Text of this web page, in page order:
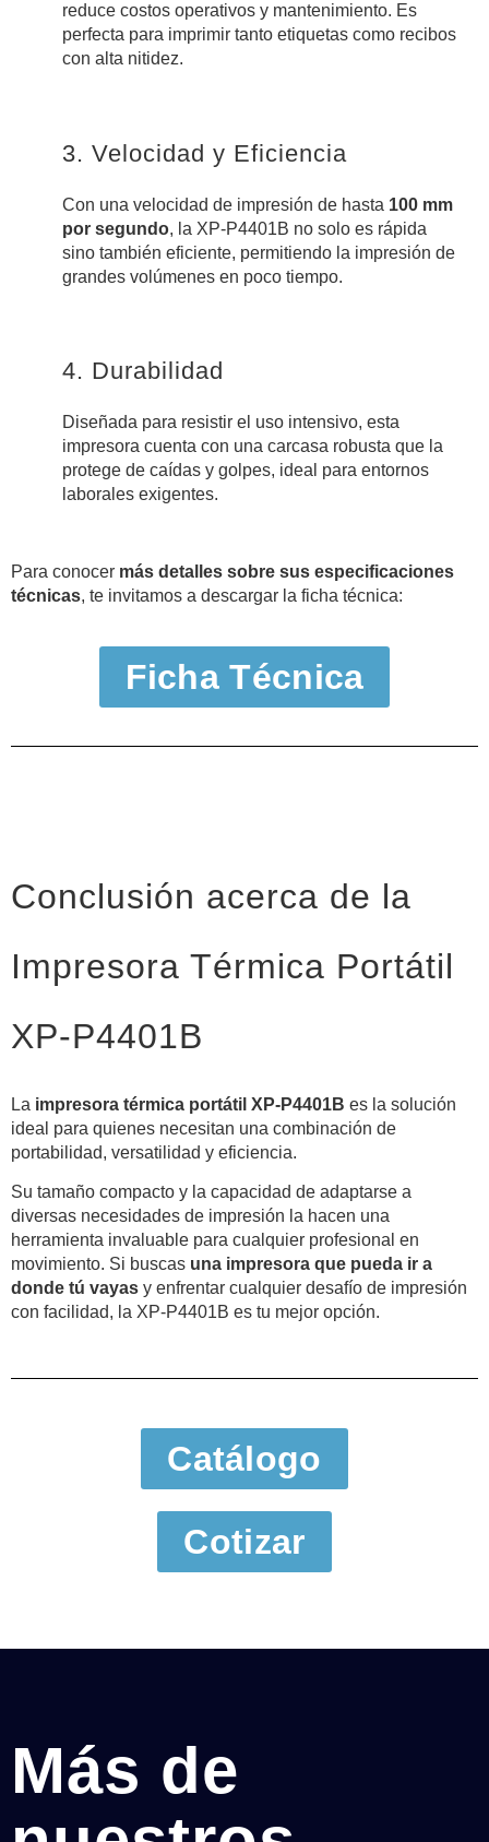
reduce costos operativos y mantenimiento. Es
perfecta para imprimir tanto etiquetas como recibos
con alta nitidez.
3. Velocidad y Eficiencia
Con una velocidad de impresión de hasta 100 mm
por segundo, la XP-P4401B no solo es rápida
sino también eficiente, permitiendo la impresión de
grandes volúmenes en poco tiempo.
4. Durabilidad
Diseñada para resistir el uso intensivo, esta
impresora cuenta con una carcasa robusta que la
protege de caídas y golpes, ideal para entornos
laborales exigentes.
Para conocer más detalles sobre sus especificaciones
técnicas, te invitamos a descargar la ficha técnica:
Ficha Técnica
Conclusión acerca de la
Impresora Térmica Portátil
XP-P4401B
La impresora térmica portátil XP-P4401B es la solución
ideal para quienes necesitan una combinación de
portabilidad, versatilidad y eficiencia.
Su tamaño compacto y la capacidad de adaptarse a
diversas necesidades de impresión la hacen una
herramienta invaluable para cualquier profesional en
movimiento. Si buscas una impresora que pueda ir a
donde tú vayas y enfrentar cualquier desafío de impresión
con facilidad, la XP-P4401B es tu mejor opción.
Catálogo
Cotizar
Más de